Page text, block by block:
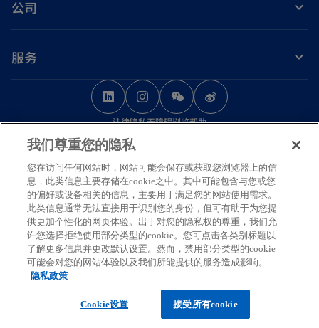
公司
服务
o
p
e
n
s
i
n
a
n
e
t
o
p
e
s
i
n
a
n
e
w
o
e
s
i
n
a
n
e
w
t
法律隐私无障碍浏览帮助
© 2026 毕马威华振会计师事务所（特殊普通合伙） — 中国合伙制会计师事务
所，毕马威企业咨询（中国）有限公司 — 中国有限责任公司，毕马威会计师事
务所 — 澳门特别行政区合伙制事务所，及毕马威会计师事务所 — 香港特别行
政区合伙制事务所，均是与毕马威国际有限公司（英国私营担保有限公司）相
关联的独立成员所全球组织中的成员。版权所有，不得转载。
毕马威的名称和标识均为毕马威全球组织中的独立成员所经许可后使用的商
标。
如需了解更多关于毕马威国际全球组织结构的详细信息，请访问
https://kpmg.com/governance
p
京公网安备11010102003233号
我们尊重您的隐私
您在访问任何网站时，网站可能会保存或获取您浏览器上的信
息，此类信息主要存储在cookie之中。其中可能包含与您或您
的偏好或设备相关的信息，主要用于满足您的网站使用需求。
此类信息通常无法直接用于识别您的身份，但可有助于为您提
供更加个性化的网页体验。出于对您的隐私权的尊重，我们允
许您选择拒绝使用部分类型的cookie。您可点击各类别标题以
了解更多信息并更改默认设置。然而，禁用部分类型的cookie
可能会对您的网站体验以及我们所能提供的服务造成影响。
隐私政策
Cookie设置 接受所有cookie